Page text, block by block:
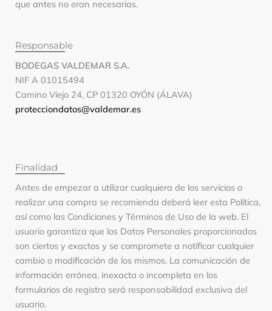
que antes no eran necesarias.
Responsable
BODEGAS VALDEMAR S.A.
NIF A 01015494
Camino Viejo 24, CP 01320 OYÓN (ÁLAVA)
protecciondatos@valdemar.es
Finalidad
Antes de empezar a utilizar cualquiera de los servicios o
realizar una compra se recomienda deberá leer esta Política,
así como las Condiciones y Términos de Uso de la web. El
usuario garantiza que los Datos Personales proporcionados
son ciertos y exactos y se compromete a notificar cualquier
cambio o modificación de los mismos. La comunicación de
información errónea, inexacta o incompleta en los
formularios de registro será responsabilidad exclusiva del
usuario.